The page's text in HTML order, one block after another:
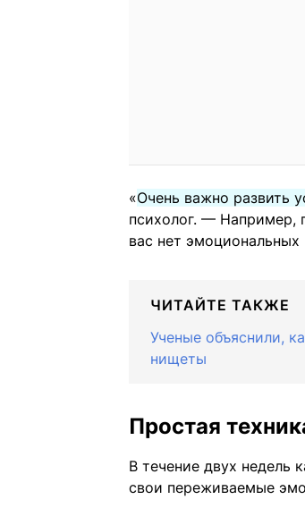
«Очень важно развить
психолог. — Например,
вас нет эмоциональных
ЧИТАЙТЕ ТАКЖЕ
Ученые объяснили,
нищеты
Простая
В течение двух недель
свои переживаемые